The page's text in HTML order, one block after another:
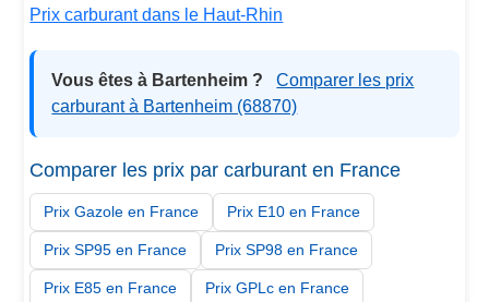
Prix carburant dans le Haut-Rhin
Vous êtes à Bartenheim ?
Comparer les prix
carburant à Bartenheim (68870)
Comparer les prix par carburant en France
Prix Gazole en France Prix E10 en France
Prix SP95 en France Prix SP98 en France
Prix E85 en France Prix GPLc en France